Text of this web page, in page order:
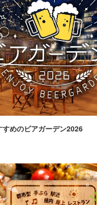
めのビアガーデン2026